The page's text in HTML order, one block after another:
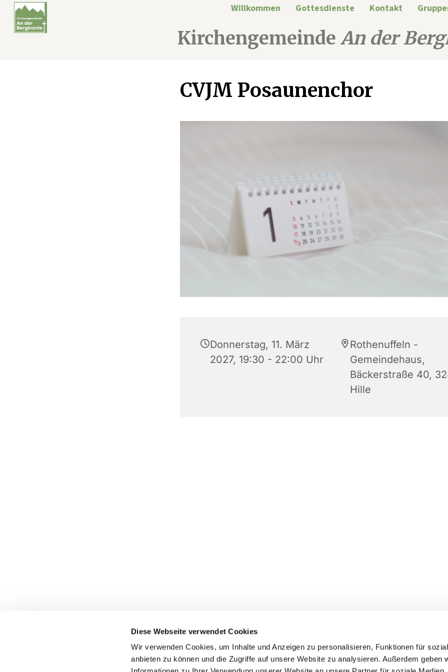
Diese Webseite verwendet Cookies
Wir verwenden Cookies, um Inhalte und Anzeigen zu personalisieren, Funktionen für
anbieten zu können und die Zugriffe auf unsere Website zu analysieren. Außerdem geben
Willkommen Gottesdienste Kontakt
KirchengemeindeAn der
CVJM Posaunenchor
Donnerstag, 11. März
2027, 19:30 - 22:00 Uhr
Rothenuffeln -
Gemeindehaus,
Bäckerstraße 40,
Hille
Startseite Gottesdienste Gemeindebüros Gruppen & Kreise